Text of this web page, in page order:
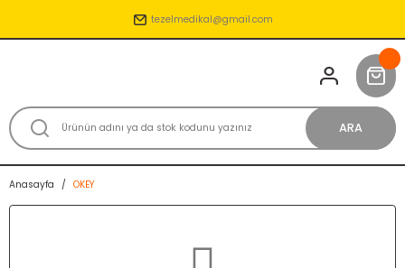
tezelmedikal@gmail.com
ARA
Anasayfa OKEY